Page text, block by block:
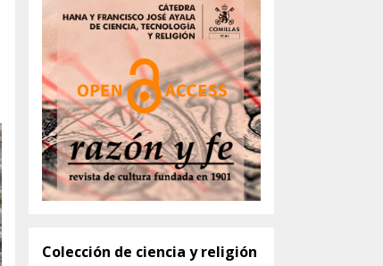
Colección de ciencia y religión